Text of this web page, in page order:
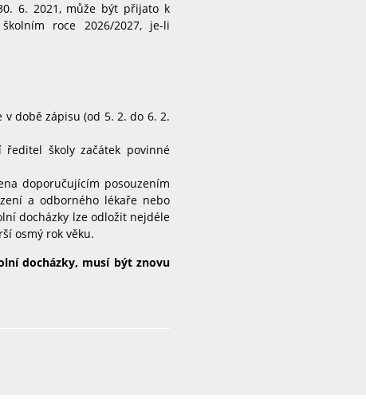
6. 2021, může být přijato k
roce 2026/2027, je-li
době zápisu (od 5. 2. do 6. 2.
školy začátek povinné
doporučujícím posouzením
a odborného lékaře nebo
docházky lze odložit nejdéle
osmý rok věku.
docházky, musí být znovu